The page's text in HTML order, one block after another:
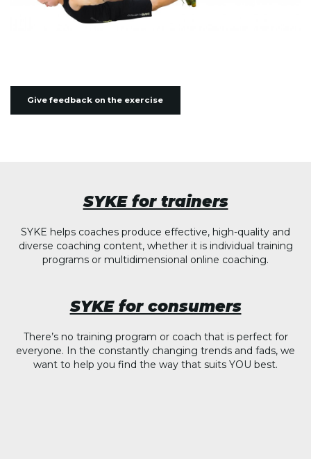
Give feedback on the exercise
SYKE for trainers
SYKE helps coaches produce effective, high-quality and
diverse coaching content, whether it is individual training
programs or multidimensional online coaching.
SYKE for consumers
There’s no training program or coach that is perfect for
everyone. In the constantly changing trends and fads, we
want to help you find the way that suits YOU best.